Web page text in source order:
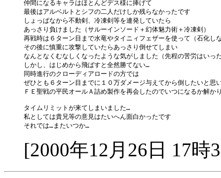
仲間になるキャラはほとんどデス様に捧げて
最後はアルベルトとシフの二人だけしか残らなかったです
しょっぱなから不動剣、冷凍剣等を連発していたら
あっさり負けました（サルーインソード＋幻体魅力術＋冷凍剣）
再戦時は６ターン目まで水竜やタイニィフェザーを使って（石化し
その後に慎重に攻撃していたらあっさり倒せてしまい
なんとなくむなしくなったような気がしました（先程の苦労はいっ
しかし、はじめから飛ばすと全然勝てない…
同時進行のクローディアロードの方では
ぜひとも６ターン目までに１０万ダメージ与えてから倒したいと思
ＦＥ聖戦の平民オールＡ詰め製作を再会したのでいつになるか解か
タイムリミットが来てしまいました…
私としては貴兄等の意見はたいへん面白かったです
[2000年12月26日 17時